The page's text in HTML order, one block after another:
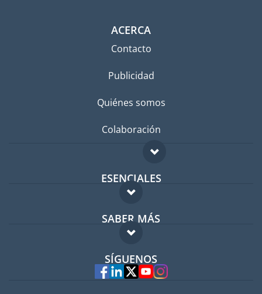
ACERCA
Contacto
Publicidad
Quiénes somos
Colaboración
ESENCIALES
Foro para expatriados
Guía para expatriados
Trabajos en el extranjero
SABER MÁS
FAQ
Expertos
SÍGUENOS